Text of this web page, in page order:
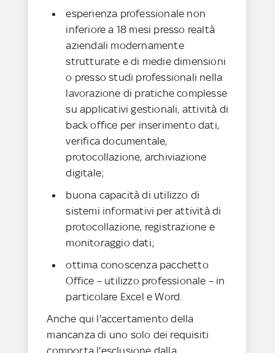
esperienza professionale non
inferiore a 18 mesi presso realtà
aziendali modernamente
strutturate e di medie dimensioni
o presso studi professionali nella
lavorazione di pratiche complesse
su applicativi gestionali, attività di
back office per inserimento dati,
verifica documentale,
protocollazione, archiviazione
digitale;
buona capacità di utilizzo di
sistemi informativi per attività di
protocollazione, registrazione e
monitoraggio dati;
ottima conoscenza pacchetto
Office – utilizzo professionale – in
particolare Excel e Word.
Anche qui l'accertamento della
mancanza di uno solo dei requisiti
comporta l'esclusione dalla